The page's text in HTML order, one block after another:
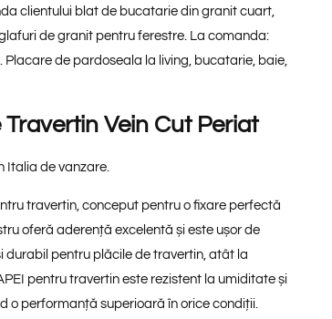
clientului blat de bucatarie din granit cuart,
de granit pentru ferestre. La comanda:
de pardoseala la living, bucatarie, baie,
Travertin Vein Cut Periat
Italia de vanzare.
travertin, conceput pentru o fixare perfectă
oferă aderență excelentă și este ușor de
durabil pentru plăcile de travertin, atât la
pentru travertin este rezistent la umiditate și
performanță superioară în orice condiții.